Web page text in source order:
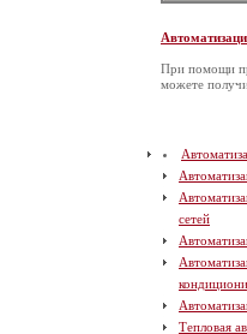
При помощи
можете
сетей
Тепловая